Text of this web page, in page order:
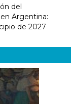
del
Argentina:
de 2027